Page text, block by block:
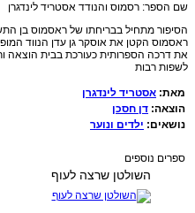
שם הספר: רסמוס והנודד אסטריד לינדגרן
הסיפור מתחיל בבריחתו של ראסמוס בן
ראסמוס הקטן את אוסקר גן עדן הנווד
את דרכה הספרותית כעורכת בבית הוצאה
לשפות רבות
מאת: אסטריד לינדגרן
הוצאה: דן חסכן
נושאים: ילדים ונוער
ספרים נוספים
השולטן שרצה לעוף